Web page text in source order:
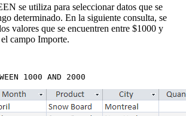
se utiliza para seleccionar datos que se
determinado. En la siguiente consulta, se
valores que se encuentren entre $1000 y
campo Importe.